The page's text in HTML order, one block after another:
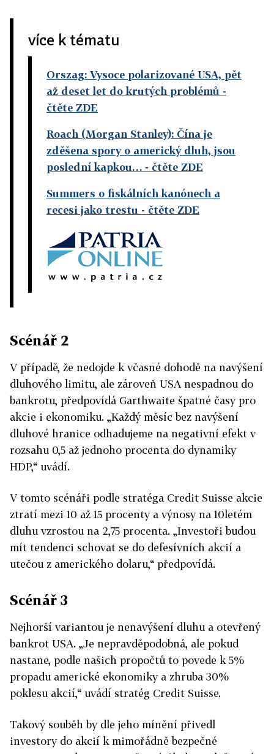
více k tématu
Orszag: Vysoce polarizované USA, pět
až deset let do krutých problémů -
čtěte ZDE
Roach (Morgan Stanley): Čína je
zděšena spory o americký dluh, jsou
poslední kapkou… - čtěte ZDE
Summers o fiskálních kanónech a
recesi jako trestu - čtěte ZDE
Scénář 2
V případě, že nedojde k včasné dohodě na navýšení
dluhového limitu, ale zároveň USA nespadnou do
bankrotu, předpovídá Garthwaite špatné časy pro
akcie i ekonomiku. „Každý měsíc bez navýšení
dluhové hranice odhadujeme na negativní efekt v
rozsahu 0,5 až jednoho procenta do dynamiky
HDP,“ uvádí.
V tomto scénáři podle stratéga Credit Suisse akcie
ztratí mezi 10 až 15 procenty a výnosy na 10letém
dluhu vzrostou na 2,75 procenta. „Investoři budou
mít tendenci schovat se do defesívních akcií a
utečou z amerického dolaru,“ předpovídá.
Scénář 3
Nejhorší variantou je nenavýšení dluhu a otevřený
bankrot USA. „Je nepravděpodobná, ale pokud
nastane, podle našich propočtů to povede k 5%
propadu americké ekonomiky a zhruba 30%
poklesu akcií,“ uvádí stratég Credit Suisse.
Takový souběh by dle jeho mínění přivedl
investory do akcií k mimořádně bezpečné